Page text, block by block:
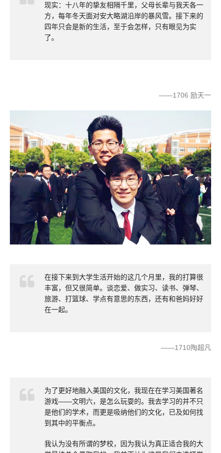
现实：十八年的挚友相隔千里，父母长辈与我天各一
方，每年冬天面对安大略湖沿岸的暴风雪。接下来的
四年只会是新的生活，至于会怎样，只有眼见为实
了。
——1706 励天一
在接下来到大学生活开始的这几个月里，我的打算很
丰富，但又很简单。谈恋爱、做实习、读书、弹琴、
旅游、打篮球、学点有意思的东西，还有和爸妈好好
在一起。
——1710陶超凡
为了更好地融入美国的文化，我现在在学习美国著名
游戏——文明六，是怎么玩耍的。我去学习的并不只
是他们的学术，而更是吸纳他们的文化，已及如何找
到其中的平衡点。
我认为没有所谓的梦校，因为我认为真正适合我的大